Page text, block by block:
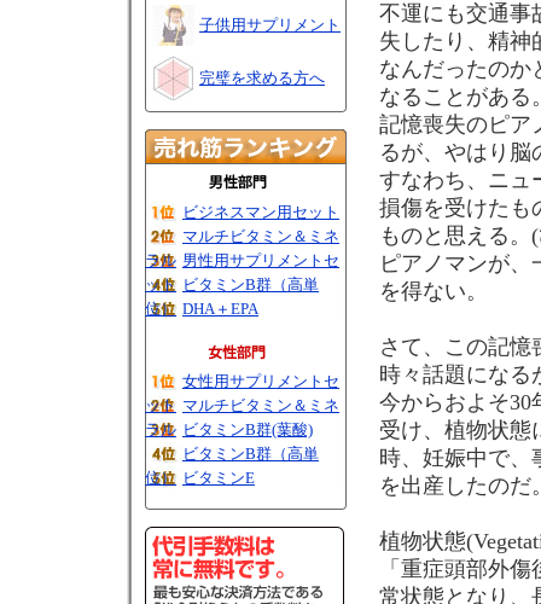
不運にも交通事
失したり、精神
なんだったのか
なることがある
記憶喪失のピア
るが、やはり脳
すなわち、ニュ
損傷を受けたも
ものと思える。
ピアノマンが
を得ない。
さて、この記憶
時々話題になる
今からおよそ30
受け、植物状態
時、妊娠中で、
を出産したのだ
植物状態
「重症頭部外
常状態となり、
子供用サプリメント
完璧を求める方へ
ビジネスマン用セット
マルチビタミン＆ミネ
ラル 男性用サプリメントセ
ット ビタミンB群（高単
位） DHA＋EPA
女性用サプリメントセ
ット マルチビタミン＆ミネ
ラル ビタミンB群(葉酸)
ビタミンB群（高単
位） ビタミンE